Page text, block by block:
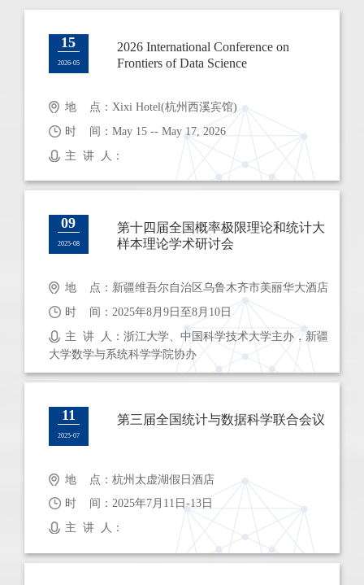
15
2026-05
2026 International Conference on
Frontiers of Data Science
地 点：Xixi Hotel(杭州西溪宾馆)
时 间：May 15 -- May 17, 2026
主 讲 人：
09
2025-08
第十四届全国概率极限理论和统计大
样本理论学术研讨会
地 点：新疆维吾尔自治区乌鲁木齐市美丽华大酒店
时 间：2025年8月9日至8月10日
主 讲 人：浙江大学、中国科学技术大学主办，新疆
大学数学与系统科学学院协办
11
2025-07
第三届全国统计与数据科学联合会议
地 点：杭州太虚湖假日酒店
时 间：2025年7月11日-13日
主 讲 人：